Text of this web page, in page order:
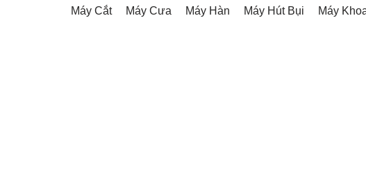
Máy Cắt
Máy Cưa Máy Hàn Máy Hút Bụi Máy